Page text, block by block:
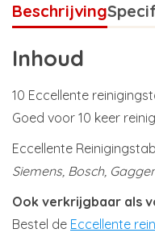
Beschrijving
Inhoud
10 Eccellente
Goed voor 10 keer
Eccellente
Siemens, Bosch,
Ook verkrijgbaar als
Bestel de Eccellente